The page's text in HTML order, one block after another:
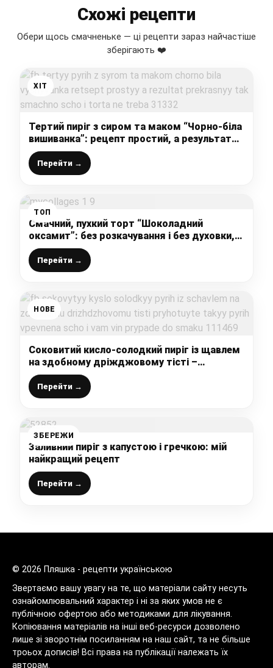
Схожі рецепти
Обери щось смачненьке — ці рецепти зараз найчастіше
зберігають ❤️
ХІТ
Тертий пиріг з сиром та маком “Чорно-біла
вишиванка”: рецепт простий, а результат
прекрасний, так смачно, що і торта не
треба
Перейти →
ТОП
Смачний, пухкий торт “Шоколадний
оксамит”: без розкачування і без духовки,
ділюсь швидким рецептом
Перейти →
НОВЕ
Соковитий кисло-солодкий пиріг із щавлем
на здобному дріжджовому тісті –
приготуйте такий пиріг, впевнена, що і вам
він припаде до смаку
Перейти →
ЗБЕРЕЖИ
Заливний пиріг з капустою і гречкою: мій
найкращий рецепт
Перейти →
© 2026 Пляшка - рецепти українською
Звертаємо вашу увагу на те, що матеріали сайту несуть
ознайомлювальний характер і ні за яких умов не є
публічною офертою або методиками для лікування.
Копіювання матеріалів на інші веб-ресурси дозволено
лише зі зворотнім посиланням на наш сайт, та не більше
троьох дописів! Всі права на публікації належать їх
авторам.